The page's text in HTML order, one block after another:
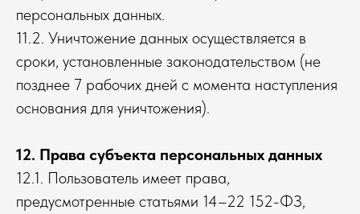
персональных данных.
11.2. Уничтожение данных осуществляется в
сроки, установленные законодательством (не
позднее 7 рабочих дней с момента наступления
основания для уничтожения).
12. Права субъекта персональных данных
12.1. Пользователь имеет права,
предусмотренные статьями 14–22 152-ФЗ,